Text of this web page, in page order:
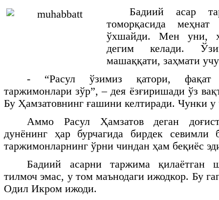
Бадиий асар
томорқасида меҳнат
ўхшайди. Мен уни,
дегим келади.
машаққати, заҳмати
- “Расул ўзимиз қатори, фақат
таржимонлари зўр”, – дея ёзғиришади ўз
Бу Ҳамзатовнинг ғашини келтиради. Чунки у
Аммо Расул Ҳамзатов деган
дунёнинг ҳар бурчагида бирдек севимли
таржимонларнинг ўрни чиндан ҳам беқиёс
Бадиий асарни таржима қилаётган
тилмоч эмас, у том маънодаги ижодкор. Бу
Одил Икром ижоди.